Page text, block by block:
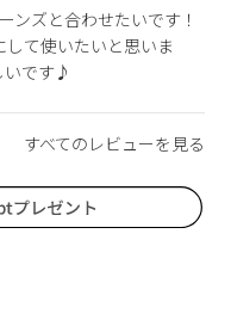
ンズと合わせたいです！
て使いたいと思いま
いです♪